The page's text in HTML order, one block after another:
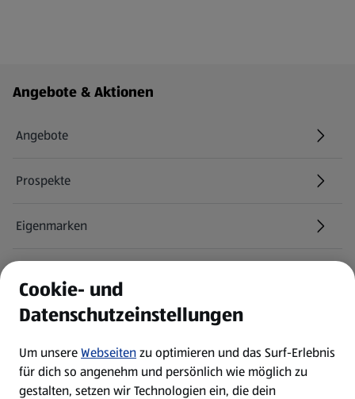
Fußzeilenmenü - weitere Links
Angebote & Aktionen
Angebote
Prospekte
Eigenmarken
Newsletter
WhatsApp
Cookie- und
Datenschutzeinstellungen
Um unsereWebseitenzu optimieren und das Surf-Erlebnis
für dich so angenehm und persönlich wie möglich zu
gestalten, setzen wir Technologien ein, die dein